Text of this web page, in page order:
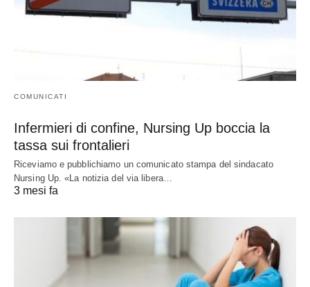
COMUNICATI
Infermieri di confine, Nursing Up boccia la
tassa sui frontalieri
Riceviamo e pubblichiamo un comunicato stampa del sindacato
Nursing Up. «La notizia del via libera…
3 mesi fa